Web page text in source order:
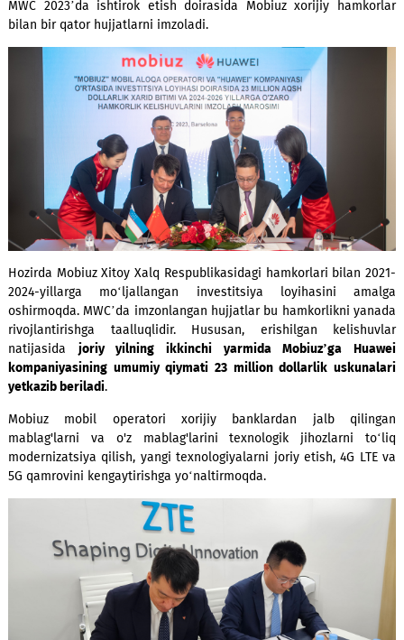
dunyodagi eng yirik ko‘rgazmalardan biridir. Bu bilim va
almashish, ilg‘or texnologiyalar va g‘oyalarni namoyish
biznes va sarmoyaviy hamkorlikni yo‘lga qo‘yish uchun
maydondir.
MWC 2023’da ishtirok etish doirasida Mobiuz xorijiy
bilan bir qator hujjatlarni imzoladi.
2024-yillarga mo‘ljallangan investitsiya loyihasini
oshirmoqda. MWC’da imzonlangan hujjatlar bu hamkorlikni
rivojlantirishga taalluqlidir. Hususan, erishilgan
kompaniyasining umumiy qiymati 23 million dollarlik
Mobiuz mobil operatori xorijiy banklardan jalb
mablag'larni va o'z mablag'larini texnologik jihozlarni
modernizatsiya qilish, yangi texnologiyalarni joriy etish, 4G
5G qamrovini kengaytirishga yo‘naltirmoqda.